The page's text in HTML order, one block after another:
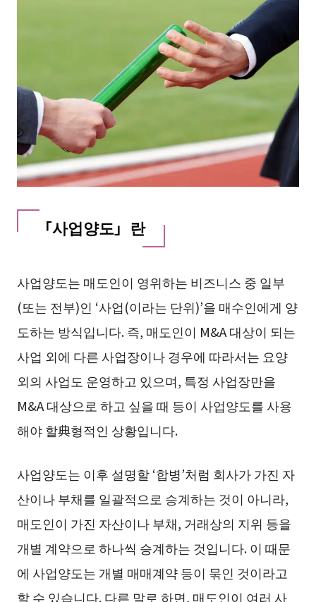
「사업양도」란
사업양도는 매도인이 영위하는 비즈니스 중 일부
(또는 전부)인 ‘사업(이라는 단위)’을 매수인에게 양
도하는 방식입니다. 즉, 매도인이 M&A 대상이 되는
사업 외에 다른 사업장이나 경우에 따라서는 요양
외의 사업도 운영하고 있으며, 특정 사업장만을
M&A 대상으로 하고 싶을 때 등이 사업양도를 사용
해야 할典형적인 상황입니다.
사업양도는 이후 설명할 ‘합병’처럼 회사가 가진 자
산이나 부채를 일괄적으로 승계하는 것이 아니라,
매도인이 가진 자산이나 부채, 거래상의 지위 등을
개별 계약으로 하나씩 승계하는 것입니다. 이 때문
에 사업양도는 개별 매매계약 등이 묶인 것이라고
할 수 있습니다. 다른 말로 하면, 매도인이 여러 사